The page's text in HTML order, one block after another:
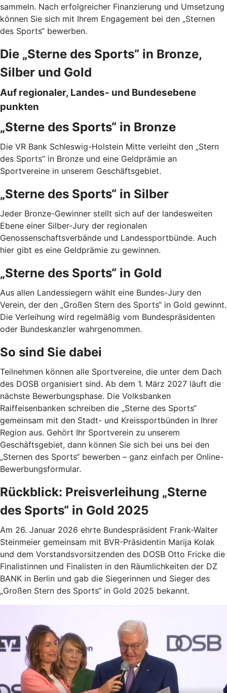
sammeln. Nach erfolgreicher Finanzierung und Umsetzung
können Sie sich mit Ihrem Engagement bei den „Sternen
des Sports“ bewerben.
Die „Sterne des Sports” in Bronze,
Silber und Gold
Auf regionaler, Landes- und Bundesebene
punkten
„Sterne des Sports“ in Bronze
Die VR Bank Schleswig-Holstein Mitte verleiht den „Stern
des Sports” in Bronze und eine Geldprämie an
Sportvereine in unserem Geschäftsgebiet.
„Sterne des Sports“ in Silber
Jeder Bronze-Gewinner stellt sich auf der landesweiten
Ebene einer Silber-Jury der regionalen
Genossenschaftsverbände und Landessportbünde. Auch
hier gibt es eine Geldprämie zu gewinnen.
„Sterne des Sports“ in Gold
Aus allen Landessiegern wählt eine Bundes-Jury den
Verein, der den „Großen Stern des Sports“ in Gold gewinnt.
Die Verleihung wird regelmäßig vom Bundespräsidenten
oder Bundeskanzler wahrgenommen.
So sind Sie dabei
Teilnehmen können alle Sportvereine, die unter dem Dach
des DOSB organisiert sind. Ab dem 1. März 2027 läuft die
nächste Bewerbungsphase. Die Volksbanken
Raiffeisenbanken schreiben die „Sterne des Sports“
gemeinsam mit den Stadt- und Kreissportbünden in Ihrer
Region aus. Gehört Ihr Sportverein zu unserem
Geschäftsgebiet, dann können Sie sich bei uns bei den
„Sternen des Sports“ bewerben – ganz einfach per Online-
Bewerbungsformular.
Rückblick: Preisverleihung „Sterne
des Sports“ in Gold 2025
Am 26. Januar 2026 ehrte Bundespräsident Frank-Walter
Steinmeier gemeinsam mit BVR-Präsidentin Marija Kolak
und dem Vorstandsvorsitzenden des DOSB Otto Fricke die
Finalistinnen und Finalisten in den Räumlichkeiten der DZ
BANK in Berlin und gab die Siegerinnen und Sieger des
„Großen Stern des Sports“ in Gold 2025 bekannt.